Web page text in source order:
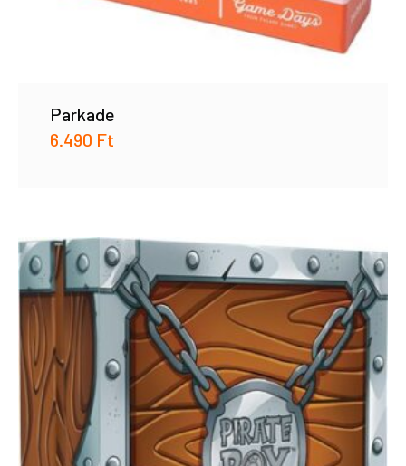
Parkade
6.490 Ft